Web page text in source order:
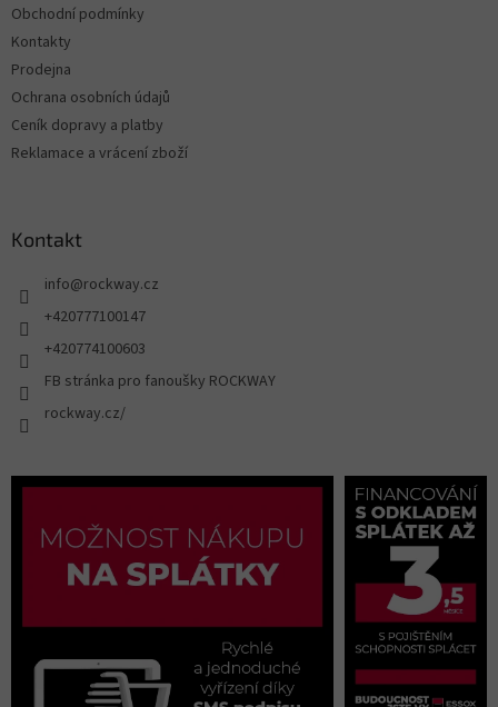
Obchodní podmínky
Kontakty
Prodejna
Ochrana osobních údajů
Ceník dopravy a platby
Reklamace a vrácení zboží
Kontakt
info@rockway.cz
+420777100147
+420774100603
FB stránka pro fanoušky ROCKWAY
rockway.cz/